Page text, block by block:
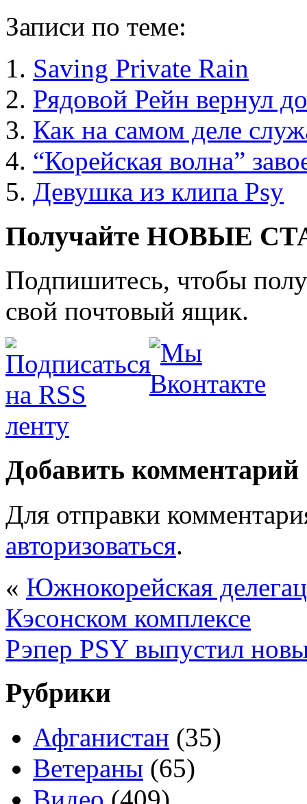
Записи по теме:
Saving Private Rain
Рядовой Рейн вернул
Как на самом деле
“Корейская волна”
Девушка из клипа Psy
Получайте НОВЫЕ
Подпишитесь, чтобы
свой почтовый ящик.
Добавить комментарий
Для отправки
авторизоваться.
« Южнокорейская
Кэсонском комплексе
Рэпер PSY выпустил
Рубрики
Афганистан (35)
Ветераны (65)